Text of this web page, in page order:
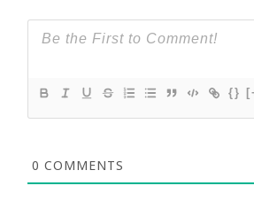
{}
0 COMMENTS